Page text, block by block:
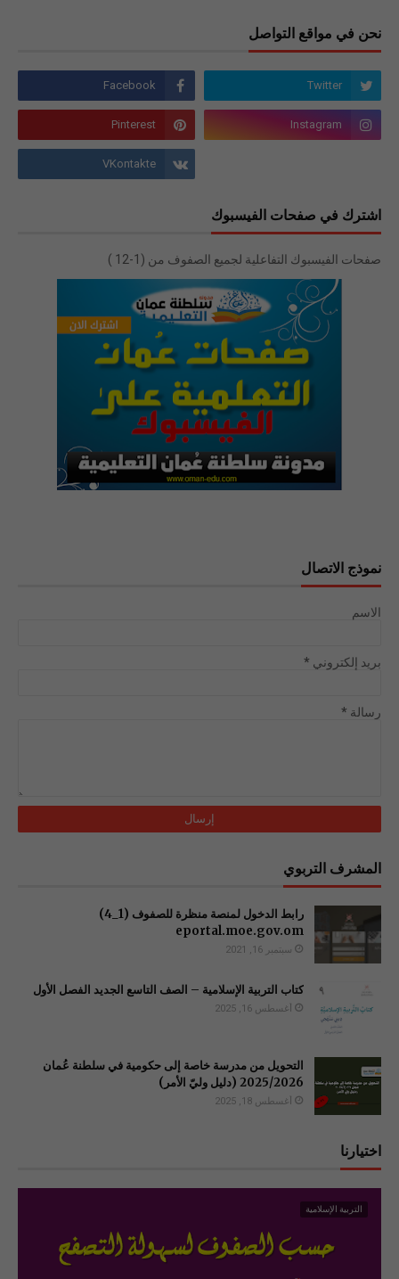
نحن في مواقع التواصل
اشترك في صفحات الفيسبوك
صفحات الفيسبوك التفاعلية لجميع الصفوف من (1-12 )
نموذج الاتصال
الاسم
بريد إلكتروني *
رسالة *
المشرف التربوي
رابط الدخول لمنصة منظرة للصفوف (1_4)
سبتمبر 16, 2021
كتاب التربية الإسلامية – الصف التاسع الجديد الفصل الأول
أغسطس 16, 2025
التحويل من مدرسة خاصة إلى حكومية في سلطنة عُمان
2025/2026 (دليل وليّ الأمر)
أغسطس 18, 2025
اختيارنا
التربية الإسلامية